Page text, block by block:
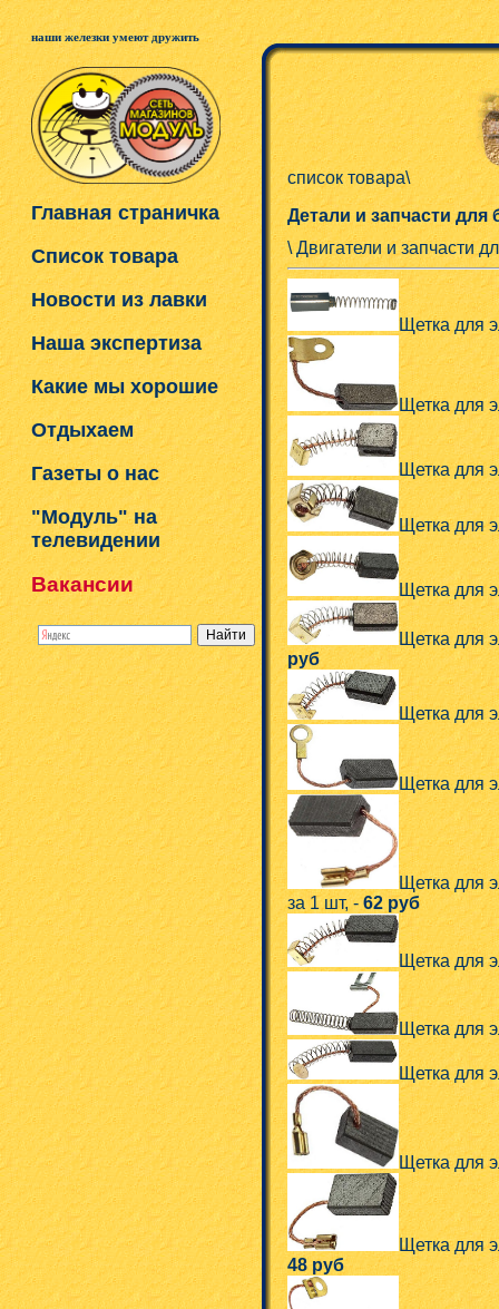
наши железки умеют дружить
Главная страничка
Список товара
Новости из лавки
Наша экспертиза
Какие мы хорошие
Отдыхаем
Газеты о нас
"Модуль" на
телевидении
Вакансии
список товара\
Детали и запчасти
\ Двигатели и запчасти
Щетка для
Щетка для
Щетка для
Щетка для
Щетка для
Щетка для
руб
Щетка для
Щетка для
Щетка для
за 1 шт, - 62 руб
Щетка для
Щетка для
Щетка для
Щетка для
Щетка для
48 руб